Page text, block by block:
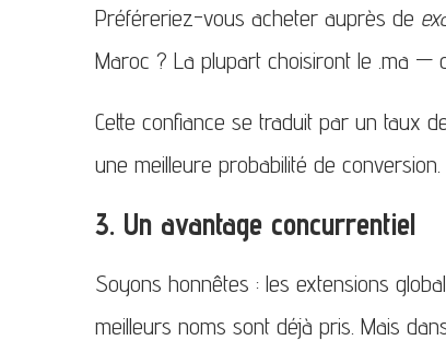
Préféreriez-vous acheter auprès de
Maroc ? La plupart choisiront le .ma —
Cette confiance se traduit par un taux
une meilleure probabilité de conversion.
3. Un avantage concurrentiel
Soyons honnêtes : les extensions
meilleurs noms sont déjà pris. Mais